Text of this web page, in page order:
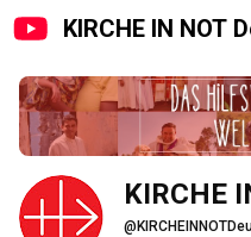
KIRCHE IN NOT
KIRCHE